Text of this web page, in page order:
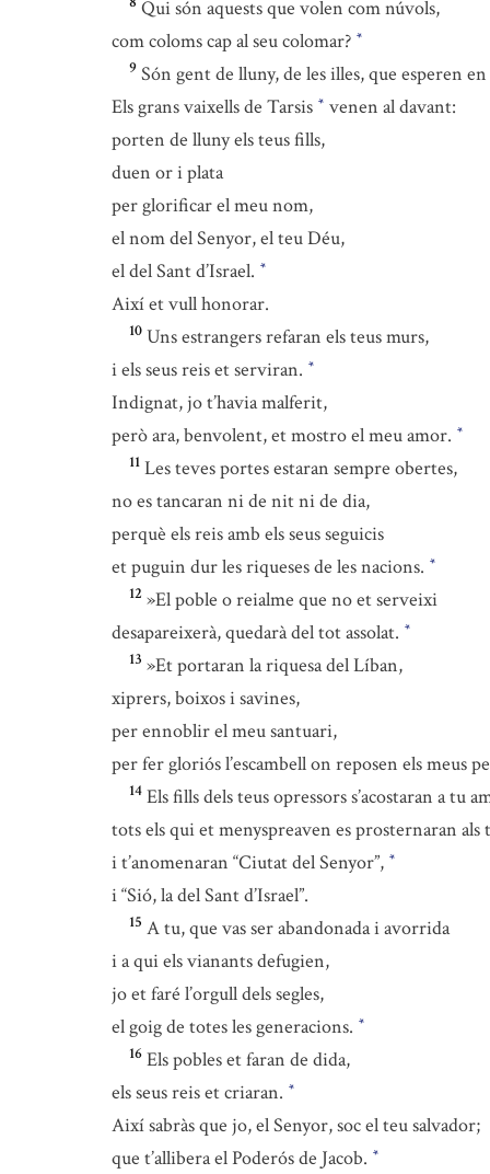
Qui són aquests que volen com núvols,
com coloms cap al seu colomar? *
9 Són gent de lluny, de les illes, que esperen
Els grans vaixells de Tarsis * venen al davant:
porten de lluny els teus fills,
duen or i plata
per glorificar el meu nom,
el nom del Senyor, el teu Déu,
el del Sant d’Israel. *
Així et vull honorar.
10 Uns estrangers refaran els teus murs,
i els seus reis et serviran. *
Indignat, jo t’havia malferit,
però ara, benvolent, et mostro el meu amor. *
11 Les teves portes estaran sempre obertes,
no es tancaran ni de nit ni de dia,
perquè els reis amb els seus seguicis
et puguin dur les riqueses de les nacions. *
12 »El poble o reialme que no et serveixi
desapareixerà, quedarà del tot assolat. *
13 »Et portaran la riquesa del Líban,
xiprers, boixos i savines,
per ennoblir el meu santuari,
per fer gloriós l’escambell on reposen els meus
14 Els fills dels teus opressors s’acostaran a tu
tots els qui et menyspreaven es prosternaran als
i t’anomenaran “Ciutat del Senyor”, *
i “Sió, la del Sant d’Israel”.
15 A tu, que vas ser abandonada i avorrida
i a qui els vianants defugien,
jo et faré l’orgull dels segles,
el goig de totes les generacions. *
16 Els pobles et faran de dida,
els seus reis et criaran. *
Així sabràs que jo, el Senyor, soc el teu salvador;
que t’allibera el Poderós de Jacob. *